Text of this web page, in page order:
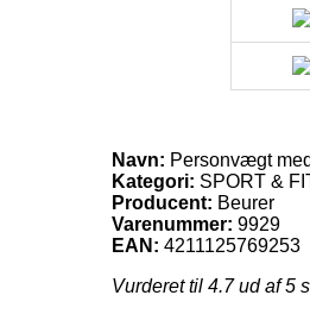
Navn: Personvægt
Kategori: SPORT &
Producent: Beurer
Varenummer: 9929
EAN: 4211125769253
Vurderet til 4.7ud af 5